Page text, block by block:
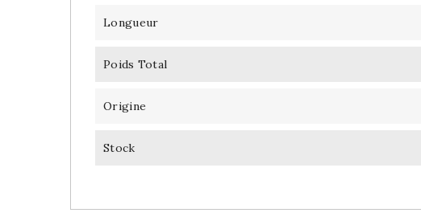
Longueur
Poids Total
Origine
Stock